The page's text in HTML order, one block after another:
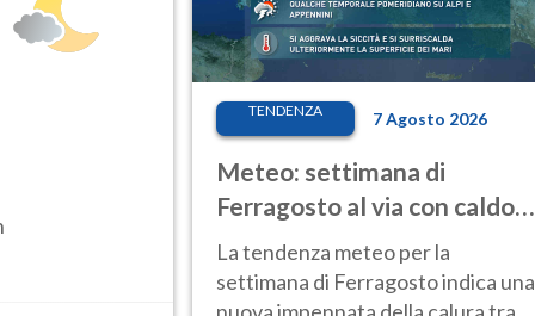
TENDENZA 7 Agosto 2026
Meteo: settimana di
Ferragosto al via con caldo
intenso e qualche temporale
La tendenza meteo per la
settimana di Ferragosto indica una